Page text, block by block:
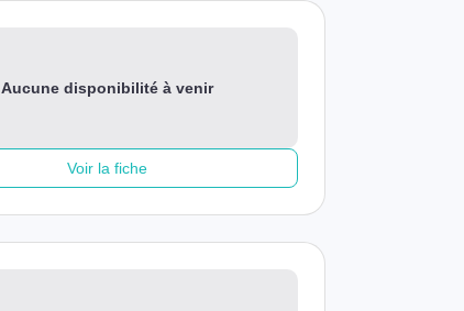
Aucune disponibilité à venir
Voir la fiche